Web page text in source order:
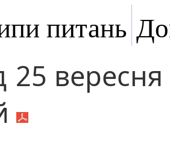
питань
25